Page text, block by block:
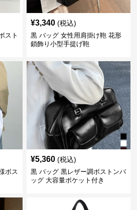
スト
¥3,340 (税込)
黒 バッグ 女性用肩掛け鞄 花形
鎖飾り小型手提げ鞄
ボス
¥5,360 (税込)
黒 バッグ 黒レザー調ボストンバ
ッグ 大容量ポケット付き